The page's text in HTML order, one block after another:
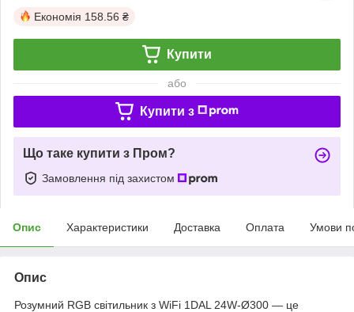
Економія 158.56 ₴
Купити
або
Купити з
Що таке купити з Пром?
Замовлення під захистом
Опис Характеристики Доставка Оплата Умови
Опис
Розумний RGB світильник з WiFi 1DAL 24W-Ø300 — це